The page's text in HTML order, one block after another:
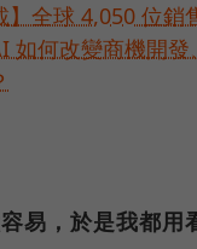
】全球 4,050 位銷
如何改變商機開發
易，於是我都用